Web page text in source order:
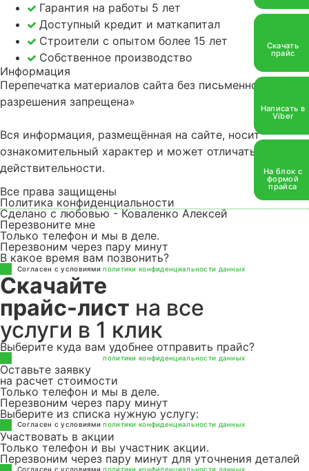
Портфолио
Акции
Статьи
О компании
Информация
Контакты
Якорь
Гарантия на работы 5 лет
Доступный кредит и маткапитал
Строители с опытом более 15 лет
Собственное производство
Информация
Перепечатка материалов сайта без письменного
разрешения запрещена»
Вся информация, размещённая на сайте, носит
ознакомительный характер и может отличаться от
действительности.
Все права защищены
Политика конфиденциальности
Сделано с любовью - Коваленко Алексей
Перезвоните мне
Только телефон и мы в деле.
Перезвоним через пару минут
В какое время вам позвонить?
Cогласен с условиямиполитики конфиденциальности данных
Скачайте
прайс-лист на все
услуги в 1 клик
Выберите куда вам удобнее отправить прайс?
Cогласен с условиямиполитики конфиденциальности данных
Оставьте заявку
на расчет стоимости
Только телефон и мы в деле.
Перезвоним через пару минут
Выберите из списка нужную услугу:
Cогласен с условиямиполитики конфиденциальности данных
Участвовать в акции
Только телефон и вы участник акции.
Перезвоним через пару минут для уточнения деталей
Cогласен с условиямиполитики конфиденциальности данных
Скачать
прайс
Написать в
Viber
На блок с
формой
прайса